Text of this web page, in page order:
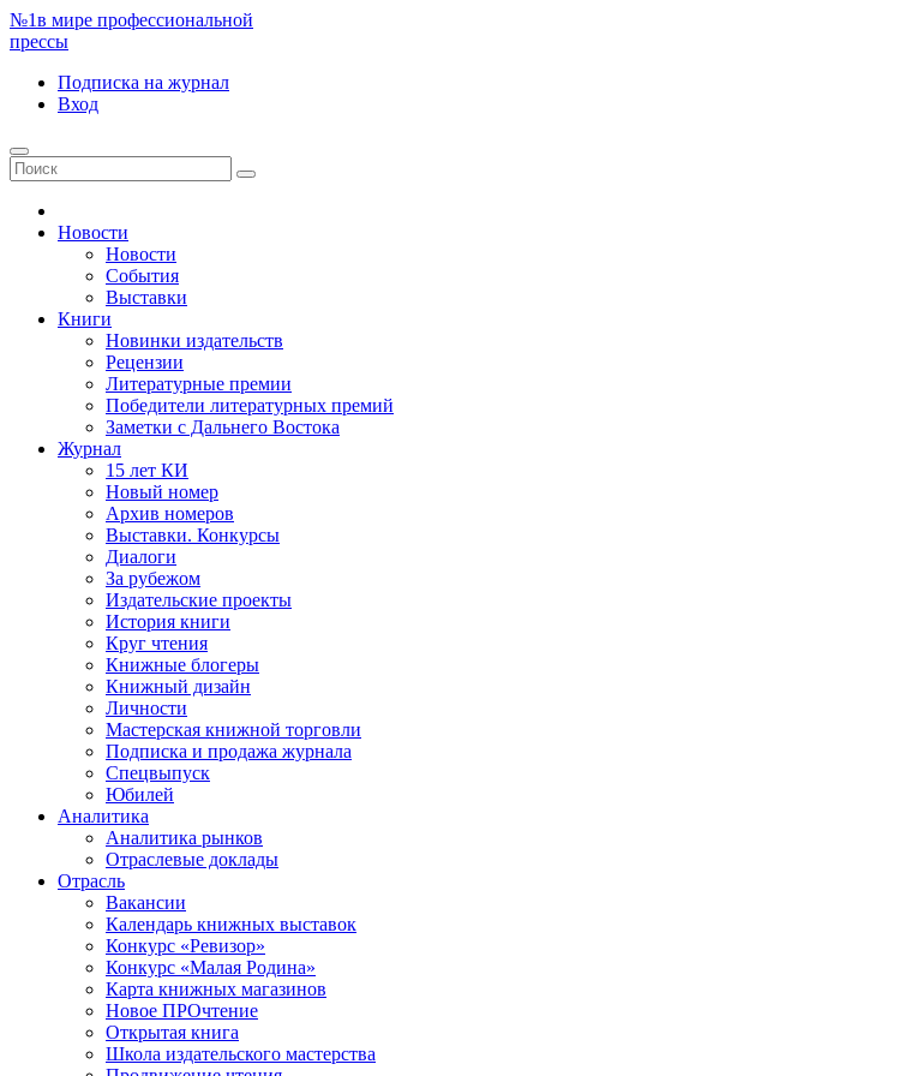
№1в мире профессиональной
прессы
Подписка на журнал
Вход
Новости
Новости
События
Выставки
Книги
Новинки издательств
Рецензии
Литературные премии
Победители литературных премий
Заметки с Дальнего Востока
Журнал
15 лет КИ
Новый номер
Архив номеров
Выставки. Конкурсы
Диалоги
За рубежом
Издательские проекты
История книги
Круг чтения
Книжные блогеры
Книжный дизайн
Личности
Мастерская книжной торговли
Подписка и продажа журнала
Спецвыпуск
Юбилей
Аналитика
Аналитика рынков
Отраслевые доклады
Отрасль
Вакансии
Календарь книжных выставок
Конкурс «Ревизор»
Конкурс «Малая Родина»
Карта книжных магазинов
Новое ПРОчтение
Открытая книга
Школа издательского мастерства